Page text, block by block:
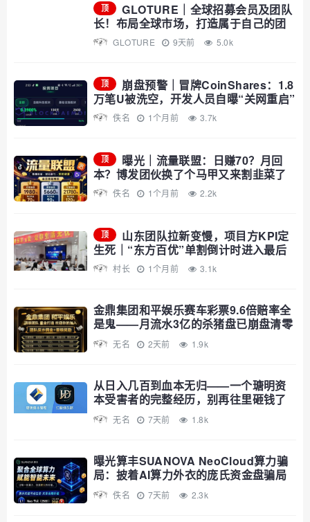
顶
GLOTURE｜全球招募会员及团队
长！布局全球市场，打造属于自己的团
队事业，想增加收入？想打造团队？加
入 GLOTURE！
GLOTURE 9天前 5.0k
顶
崩盘预警｜冒牌CoinShares：1.8
万笔U被洗空，开发人员自曝“关网重启”
——你的钱早已不在账上
佚名 1个月前 3.7k
顶
曝光｜流量联盟：日赚70？月回
本？博发团伙换了个马甲又来割韭菜了
佚名 1个月前 2.2k
顶
山东团队拉新变慢，项目方KPI定
生死｜“东方百优”单割倒计时进入最后
10天村长 1个月前 3.1k
金鼎集团和平娱乐赛车彩票9.6倍赔率全
是鬼——月流水3亿的杀猪盘已崩盘清零
无名 2天前 1.9k
从日入几百到血本无归——一个瑭明资
本受害者的完整经历，别再往里砸钱了
无名 7天前 1.8k
曝光算丰SUANOVA NeoCloud算力骗
局：披着AI算力外衣的庞氏资金盘骗局
佚名 7天前 2.3k